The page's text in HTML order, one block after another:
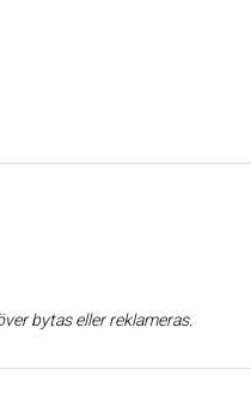
bytas eller reklameras.